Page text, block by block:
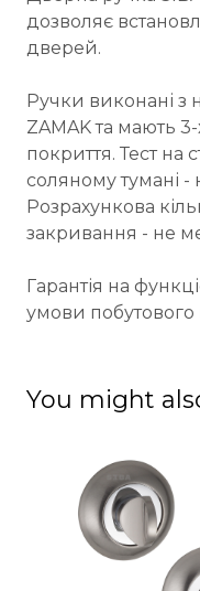
дозволяє
дверей.
Ручки виконані з
ZAMAK та мають
покриття. Тест на
соляному тумані
Розрахункова
закривання - не
Гарантія на
умови
You might